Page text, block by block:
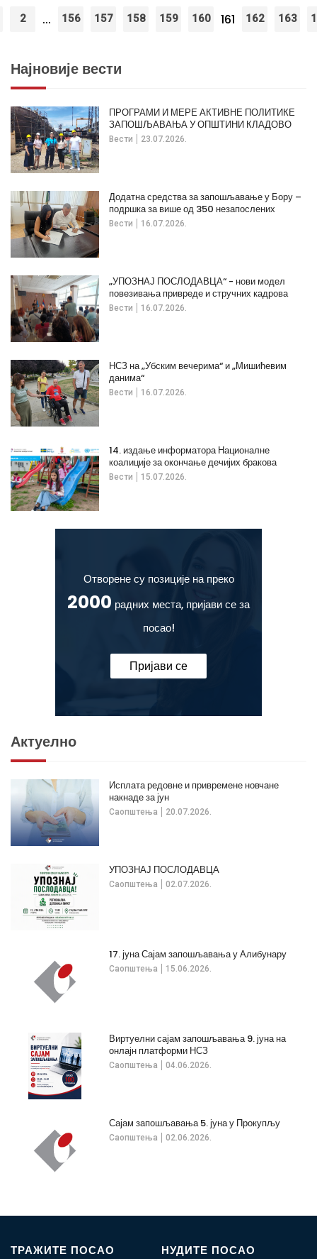
2 ... 156 157 158 159 160 161 162 163
Најновије вести
Вести 23.07.2026.
ПРОГРАМИ И МЕРЕ АКТИВНЕ ПОЛИТИКЕ
ЗАПОШЉАВАЊА У ОПШТИНИ КЛАДОВО
Вести 16.07.2026.
Додатна средства за запошљавање у Бору –
подршка за више од 350 незапослених
Вести 16.07.2026.
„УПОЗНАЈ ПОСЛОДАВЦА“ - нови модел
повезивања привреде и стручних кадрова
Вести 16.07.2026.
НСЗ на „Убским вечерима“ и „Мишићевим
данима“
Вести 15.07.2026.
14. издање информатора Националне
коалиције за окончање дечијих бракова
Отворене су позиције на преко
2000 радних места, пријави се за
посао!
Пријави се
Актуелно
Саопштења 20.07.2026.
Исплата редовне и привремене новчане
накнаде за јун
Саопштења 02.07.2026.
УПОЗНАЈ ПОСЛОДАВЦА
Саопштења 15.06.2026.
17. јуна Сајам запошљавања у Алибунару
Саопштења 04.06.2026.
Виртуелни сајам запошљавања 9. јуна на
онлајн платформи НСЗ
Саопштења 02.06.2026.
Сајам запошљавања 5. јуна у Прокупљу
ТРАЖИТЕ ПОСАО НУДИТЕ ПОСАО